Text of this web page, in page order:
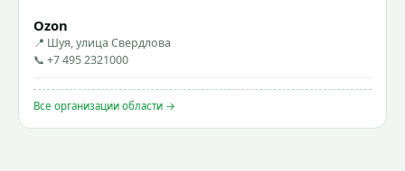
Ozon
📍 Шуя, улица Свердлова
📞 +7 495 2321000
Все организации области →